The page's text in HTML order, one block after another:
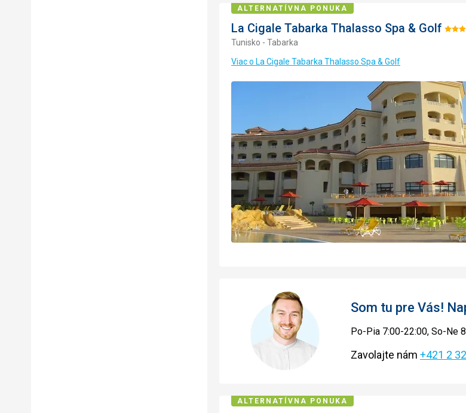
La Cigale Tabarka Thalasso Spa & Golf
Tunisko - Tabarka
Viac o La Cigale Tabarka Thalasso Spa & Golf
ALTERNATÍVNA PONUKA
Som tu pre Vás!
Po-Pia 7:00-22:00, So-Ne
Zavolajte nám +421 2
ALTERNATÍVNA PONUKA